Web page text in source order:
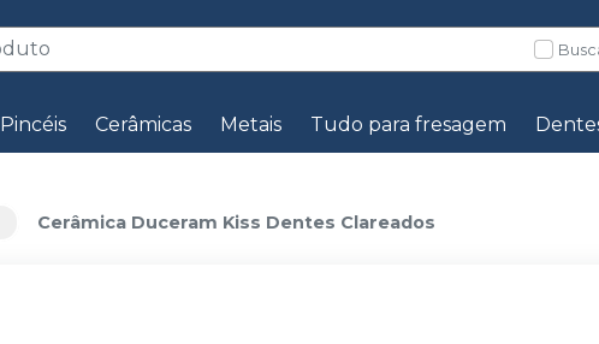
Pincéis Cerâmicas Metais Tudo para fresagem
Cerâmica Duceram Kiss Dentes Clareados